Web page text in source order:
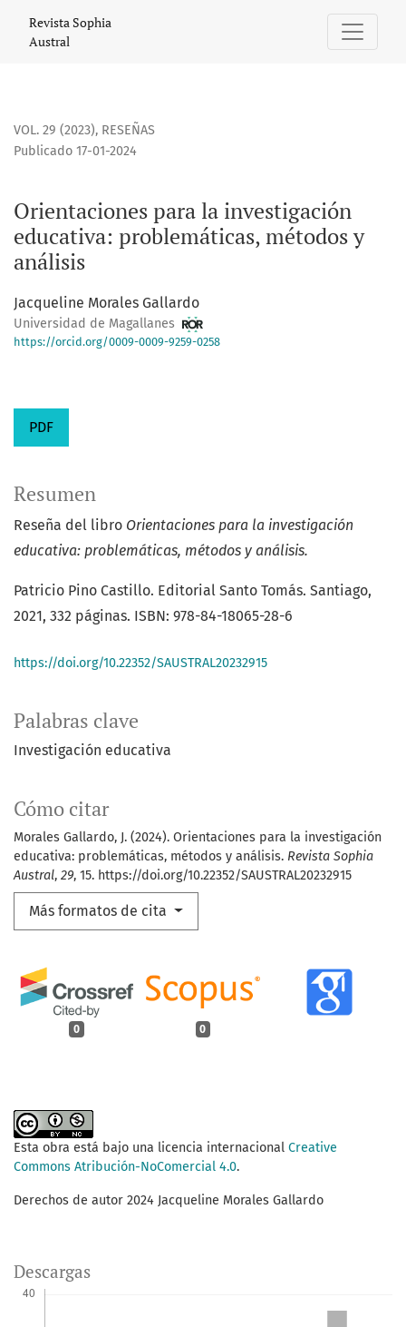
Orientaciones para la investigación educativa:
Revista Sophia
Austral
VOL. 29 (2023), RESEÑAS
Orientaciones para la investigación
educativa: problemáticas, métodos y
análisis
Publicado 17-01-2024
Jacqueline Morales Gallardo
Universidad de Magallanes
https://orcid.org/0009-0009-9259-0258
PDF
Palabras clave
Investigación educativa
Cómo citar
Morales Gallardo, J. (2024). Orientaciones para la investigación
educativa: problemáticas, métodos y análisis. Revista Sophia
Austral, 29, 15. https://doi.org/10.22352/SAUSTRAL20232915
Más formatos de cita
0 0
Resumen
Reseña del libro Orientaciones para la investigación
educativa: problemáticas, métodos y análisis.
Patricio Pino Castillo. Editorial Santo Tomás. Santiago,
2021, 332 páginas. ISBN: 978-84-18065-28-6
https://doi.org/10.22352/SAUSTRAL20232915
Esta obra está bajo una licencia internacional Creative
Commons Atribución-NoComercial 4.0.
Derechos de autor 2024 Jacqueline Morales Gallardo
Descargas